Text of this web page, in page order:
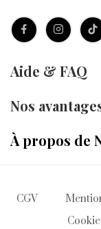
Aide & FAQ
Nos
À propos de
CGV